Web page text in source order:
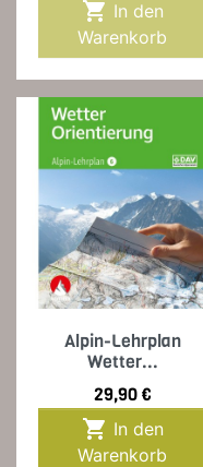

Warenkorb
Alpin-Lehrplan
Wetter...
Preis
29,90 €

Warenkorb